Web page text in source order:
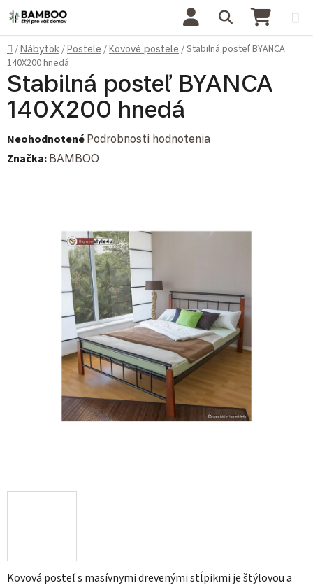
Prejsť na obsah Hľadať
Domov
/Nábytok /Postele /Kovové postele /Stabilná posteľ BYANCA
140X200 hnedá
Kovová posteľ s masívnymi drevenými stĺpikmi je štýlovou a
Stabilná posteľ BYANCA
140X200 hnedá
Priemerné hodnotenie produktu je 0,0 z 5 hviezdičiek.
Neohodnotené Podrobnosti hodnotenia
Značka: BAMBOO